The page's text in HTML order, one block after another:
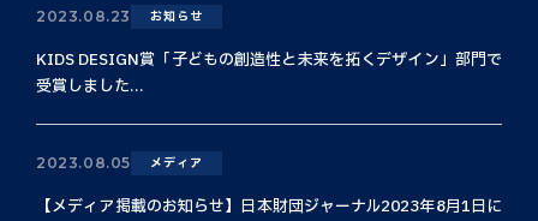
2023.08.23 お知らせ
KIDS DESIGN賞「子どもの創造性と未来を拓くデザイン」部門で
受賞しました...
2023.08.05 メディア
【メディア掲載のお知らせ】日本財団ジャーナル2023年8月1日に